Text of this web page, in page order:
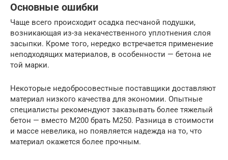
Основные ошибки
Чаще всего происходит осадка песчаной подушки,
возникающая из-за некачественного уплотнения слоя
засыпки. Кроме того, нередко встречается применение
неподходящих материалов, в особенности — бетона не
той марки.
Некоторые недобросовестные поставщики доставляют
материал низкого качества для экономии. Опытные
специалисты рекомендуют заказывать более тяжелый
бетон — вместо М200 брать М250. Разница в стоимости
и массе невелика, но появляется надежда на то, что
материал окажется более прочным.